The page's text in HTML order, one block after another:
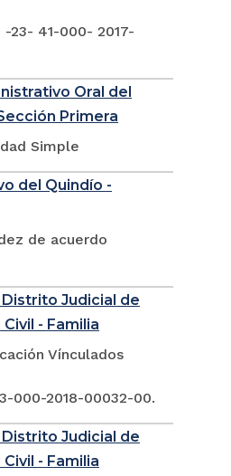
23- 41-000- 2017-
Oral del
Primera
Simple
del Quindío -
de acuerdo
Judicial de
- Familia
Vínculados
000-2018-00032-00.
Judicial de
- Familia